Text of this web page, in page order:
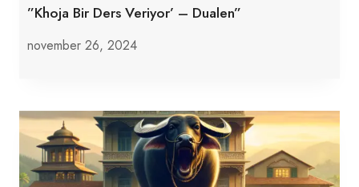
”Khoja Bir Ders Veriyor’ – Dualen”
november 26, 2024